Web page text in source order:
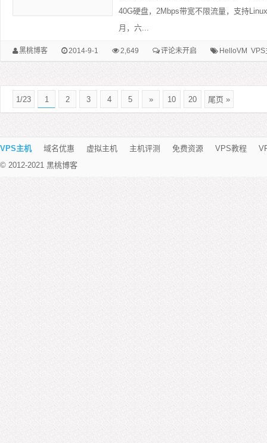
40G硬盘，2Mbps带宽不限流量，支持
月，六...
黑桃博客 2014-9-1 2,649 评论未开启 HelloVM VPS
1/23 1 2 3 4 5 » 10 20 尾页 »
VPS主机 域名优惠 虚拟主机 主机评测 免费资源 VPS教程
© 2012-2021 黑桃博客